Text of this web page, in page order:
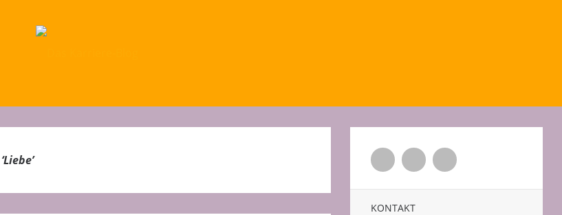
‘Liebe’ TwitterFacebookXing
KONTAKT